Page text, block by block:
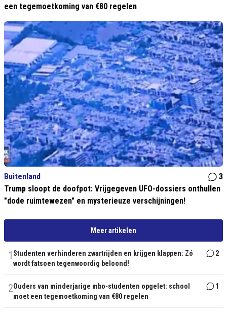
een tegemoetkoming van €80 regelen
Buitenland
3
Trump sloopt de doofpot: Vrijgegeven UFO-dossiers onthullen
"dode ruimtewezen" en mysterieuze verschijningen!
Meer artikelen
1 Studenten verhinderen zwartrijden en krijgen klappen: Zó
wordt fatsoen tegenwoordig beloond!
2
2Ouders van minderjarige mbo-studenten opgelet: school
moet een tegemoetkoming van €80 regelen
1